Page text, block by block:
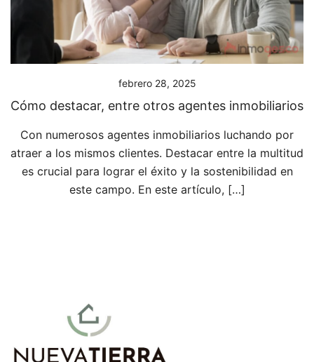
febrero 28, 2025
Cómo destacar, entre otros agentes inmobiliarios
Con numerosos agentes inmobiliarios luchando por
atraer a los mismos clientes. Destacar entre la multitud
es crucial para lograr el éxito y la sostenibilidad en
este campo. En este artículo, […]